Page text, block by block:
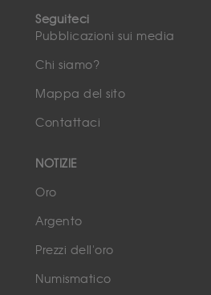
Seguiteci
Pubblicazioni sui media
Chi siamo?
Mappa del sito
Contattaci
NOTIZIE
Oro
Argento
Prezzi dell'oro
Numismatico